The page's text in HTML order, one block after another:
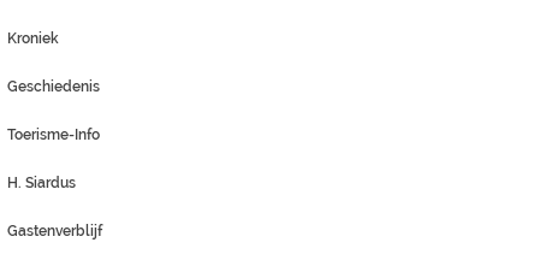
Kroniek
Geschiedenis
Toerisme-Info
H. Siardus
Gastenverblijf